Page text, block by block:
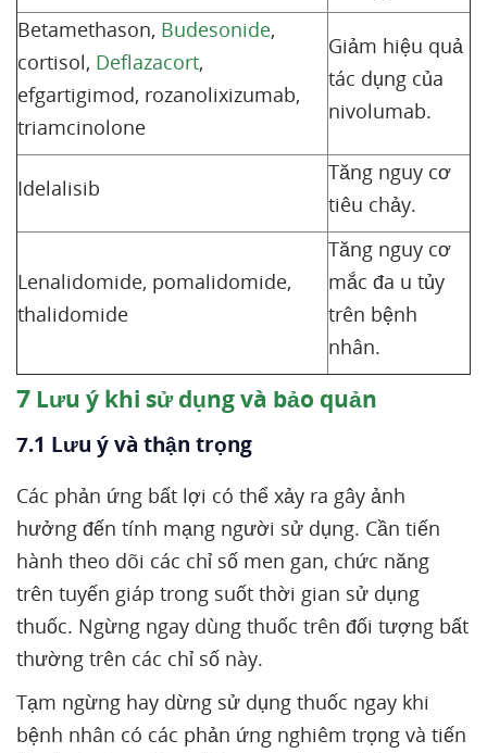
Betamethason, Budesonide,
cortisol, Deflazacort,
efgartigimod, rozanolixizumab,
triamcinolone
Giảm hiệu quả
tác dụng của
nivolumab.
Idelalisib
Tăng nguy cơ
tiêu chảy.
Lenalidomide, pomalidomide,
thalidomide
Tăng nguy cơ
mắc đa u tủy
trên bệnh
nhân.
7 Lưu ý khi sử dụng và bảo quản
7.1 Lưu ý và thận trọng
Các phản ứng bất lợi có thể xảy ra gây ảnh
hưởng đến tính mạng người sử dụng. Cần tiến
hành theo dõi các chỉ số men gan, chức năng
trên tuyến giáp trong suốt thời gian sử dụng
thuốc. Ngừng ngay dùng thuốc trên đối tượng bất
thường trên các chỉ số này.
Tạm ngừng hay dừng sử dụng thuốc ngay khi
bệnh nhân có các phản ứng nghiêm trọng và tiến